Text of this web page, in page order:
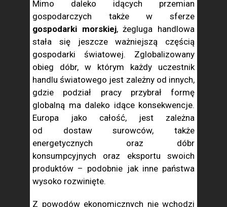
Mimo daleko idących przemian
gospodarczych także w sferze
gospodarki morskiej, żegluga handlowa
stała się jeszcze ważniejszą częścią
gospodarki światowej. Zglobalizowany
obieg dóbr, w którym każdy uczestnik
handlu światowego jest zależny od innych,
gdzie podział pracy przybrał formę
globalną ma daleko idące konsekwencje.
Europa jako całość, jest zależna
od dostaw surowców, także
energetycznych oraz dóbr
konsumpcyjnych oraz eksportu swoich
produktów – podobnie jak inne państwa
wysoko rozwinięte.
Z powodów ekonomicznych nie wchodzi